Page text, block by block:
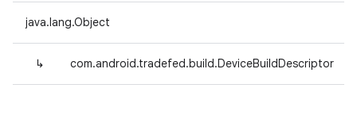
java.lang.Object
↳ com.android.tradefed.build.DeviceBuildDescriptor